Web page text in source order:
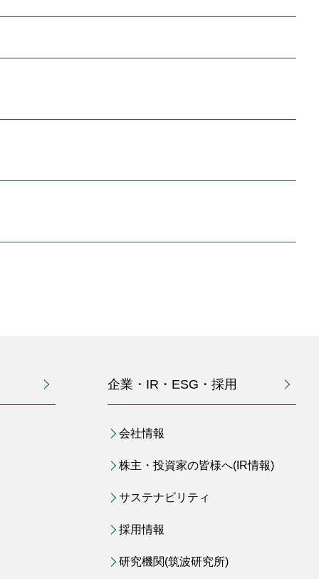
企業・IR・ESG・採用
会社情報
株主・投資家の皆様へ(IR情報)
サステナビリティ
採用情報
研究機関(筑波研究所)